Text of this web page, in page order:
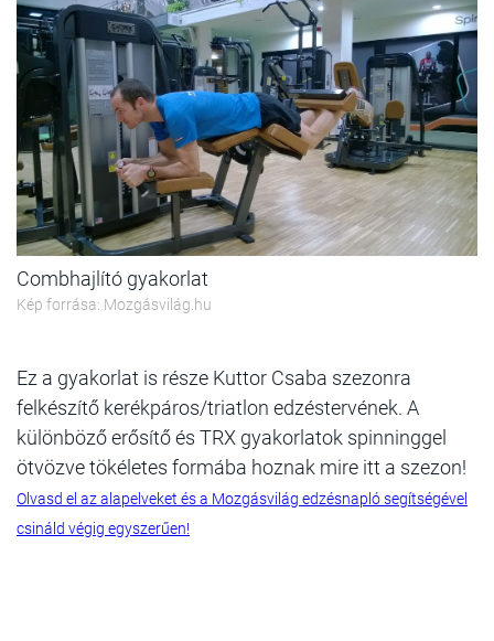
Combhajlító gyakorlat
Kép forrása: Mozgásvilág.hu
Ez a gyakorlat is része Kuttor Csaba szezonra
felkészítő kerékpáros/triatlon edzéstervének. A
különböző erősítő és TRX gyakorlatok spinninggel
ötvözve tökéletes formába hoznak mire itt a szezon!
Olvasd el az alapelveket és a Mozgásvilág edzésnapló segítségével
csináld végig egyszerűen!